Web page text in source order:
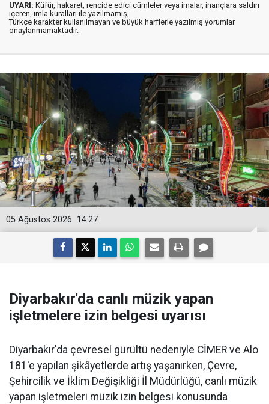
UYARI: Küfür, hakaret, rencide edici cümleler veya imalar, inançlara saldırı
içeren, imla kuralları ile yazılmamış,
Türkçe karakter kullanılmayan ve büyük harflerle yazılmış yorumlar
onaylanmamaktadır.
14:27
05 Ağustos 2026
Diyarbakır'da canlı müzik yapan
işletmelere izin belgesi uyarısı
Diyarbakır'da çevresel gürültü nedeniyle CİMER ve Alo
181'e yapılan şikâyetlerde artış yaşanırken, Çevre,
Şehircilik ve İklim Değişikliği İl Müdürlüğü, canlı müzik
yapan işletmeleri müzik izin belgesi konusunda